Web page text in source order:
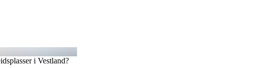
i Vestland?